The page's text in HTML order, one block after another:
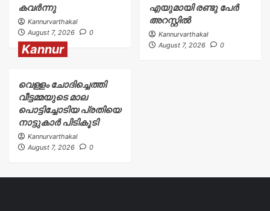
കവർന്നു
Kannurvarthakal
August 7, 2026
0
എയുമായി രണ്ടു പേർ
അറസ്റ്റിൽ
Kannurvarthakal
August 7, 2026
0
Kannur
വെള്ളം ചോദിച്ചെത്തി
വീട്ടമ്മയുടെ മാല
പൊട്ടിച്ചോടിയ പ്രതിയെ
നാട്ടുകാർ പിടികൂടി
Kannurvarthakal
August 7, 2026
0